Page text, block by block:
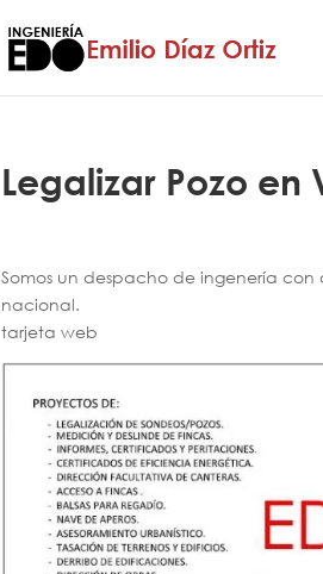
Legalizar Pozo
Somos un despacho de ingenería
nacional.
tarjeta web